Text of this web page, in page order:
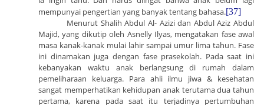
mempunyai pengertian yang banyak tentang bahasa.[37]
Menurut Shalih Abdul Al- Azizi dan Abdul Aziz Abdul
Majid, yang dikutip oleh Asnelly Ilyas, mengatakan fase awal
masa kanak-kanak mulai lahir sampai umur lima tahun. Fase
ini dinamakan juga dengan fase prasekolah. Pada saat ini
kebanyakan waktu anak berlangsung di rumah dalam
pemeliharaan keluarga. Paraahli ilmu jiwa & kesehatan
sangat memperhatikan kehidupan anak terutama dua tahun
pertama, karena pada saat itu terjadinya pertumbuhan